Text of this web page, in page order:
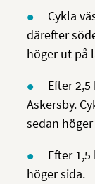
Cykla
därefter
höger ut på
Efter
Askersby.
sedan
Efter
höger sida.